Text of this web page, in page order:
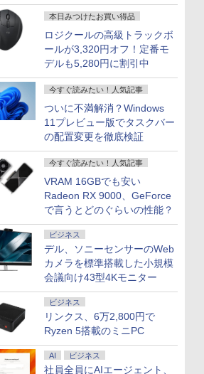
本日みつけたお買い得品
ロジクールの高級トラックボ
ールが3,320円オフ！定番モ
デルも5,280円に割引中
今すぐ読みたい！人気記事
ついに不満解消？Windows
11プレビュー版でタスクバー
の配置変更を徹底検証
今すぐ読みたい！人気記事
VRAM 16GBでも安い
Radeon RX 9000、GeForce
で言うとどのぐらいの性能？
ビジネス
デル、ソニーセンサーのWeb
カメラを標準搭載した小規模
会議向け43型4Kモニター
ビジネス
リンクス、6万2,800円で
Ryzen 5搭載のミニPC
AI ビジネス
社員全員にAIエージェント、